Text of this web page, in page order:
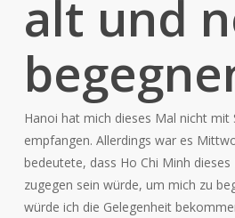
alt und
Hanoi hat mich dieses Mal nicht mit
empfangen. Allerdings war es
bedeutete, dass Ho Chi Minh
zugegen sein würde, um mich zu
würde ich die Gelegenheit